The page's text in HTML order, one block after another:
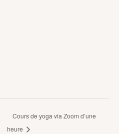
Cours de yoga via Zoom d’une
heure